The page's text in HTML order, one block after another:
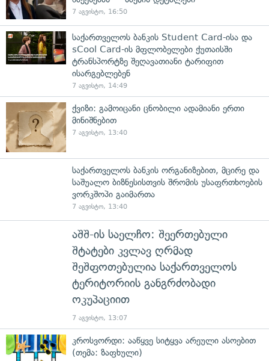
7 აგვისტო, 16:50
საქართველოს ბანკის Student Card-ისა და
sCool Card-ის მფლობელები ქუთაისში
ტრანსპორტზე შეღავათიანი ტარიფით
ისარგებლებენ
7 აგვისტო, 14:49
ქვიზი: გამოიცანი ცნობილი ადამიანი ერთი
მინიშნებით
7 აგვისტო, 13:40
საქართველოს ბანკის ორგანიზებით, მცირე და
საშუალო ბიზნესისთვის შრომის უსაფრთხოების
ვორკშოპი გაიმართა
7 აგვისტო, 13:40
აშშ-ის საელჩო: შეერთებული
შტატები კვლავ ღრმად
შეშფოთებულია საქართველოს
ტერიტორიის განგრძობადი
ოკუპაციით
7 აგვისტო, 13:07
კროსვორდი: ააწყვე სიტყვა არეული ასოებით
(თემა: ზაფხული)